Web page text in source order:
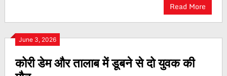
Read More
June 3, 2026
कोरी डेम और तालाब में डूबने से दो युवक की